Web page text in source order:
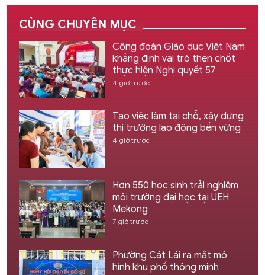
CÙNG CHUYÊN MỤC
Công đoàn Giáo dục Việt Nam
khẳng định vai trò then chốt
thực hiện Nghị quyết 57
4 giờ trước
Tạo việc làm tại chỗ, xây dựng
thị trường lao động bền vững
4 giờ trước
Hơn 550 học sinh trải nghiệm
môi trường đại học tại UEH
Mekong
7 giờ trước
Phường Cát Lái ra mắt mô
hình khu phố thông minh